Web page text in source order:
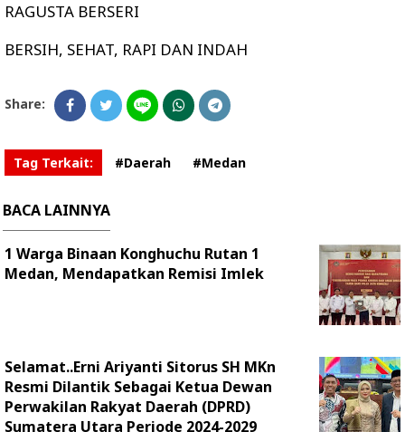
RAGUSTA BERSERI
BERSIH, SEHAT, RAPI DAN INDAH
Share:
Tag Terkait: #Daerah #Medan
BACA LAINNYA
1 Warga Binaan Konghuchu Rutan 1
Medan, Mendapatkan Remisi Imlek
Selamat..Erni Ariyanti Sitorus SH MKn
Resmi Dilantik Sebagai Ketua Dewan
Perwakilan Rakyat Daerah (DPRD)
Sumatera Utara Periode 2024-2029